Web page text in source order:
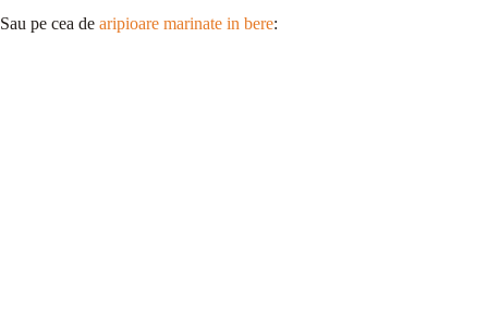
Sau pe cea de aripioare marinate in bere: